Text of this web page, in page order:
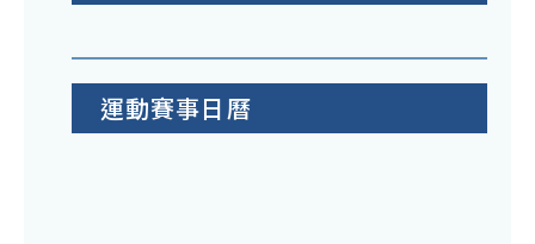
運動賽事日曆